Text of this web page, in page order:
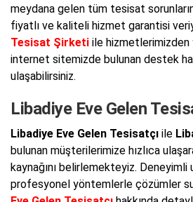
meydana gelen tüm tesisat
fiyatlı ve kaliteli hizmet garantisi
Tesisat Şirketi ile hizmetlerimizden
internet sitemizde bulunan destek
ulaşabilirsiniz.
Libadiye Eve Gelen
Libadiye Eve Gelen Tesisatçı ile
bulunan müşterilerimize hızlıca
kaynağını belirlemekteyiz. Deneyimli
profesyonel yöntemlerle çözümler